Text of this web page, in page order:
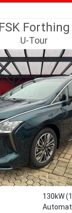
U-Tour
130kW